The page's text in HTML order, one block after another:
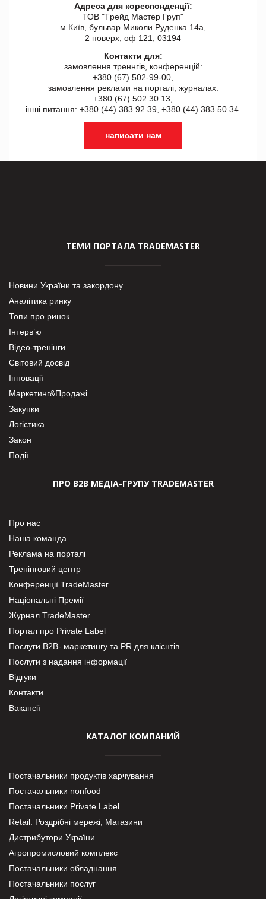
Адреса для кореспонденції:
ТОВ "Tрейд Мастер Груп"
м.Київ, бульвар Миколи Руденка 14а,
2 поверх, оф 121, 03194
Контакти для:
замовлення треннгів, конференцій:
+380 (67) 502-99-00,
замовлення реклами на порталі, журналах:
+380 (67) 502 30 13,
інші питання: +380 (44) 383 92 39, +380 (44) 383 50 34.
написати нам
ТЕМИ ПОРТАЛА TRADEMASTER
Новини України та закордону
Аналітика ринку
Топи про ринок
Інтерв’ю
Відео-тренінги
Світовий досвід
Інновації
Маркетинг&Продажі
Закупки
Логістика
Закон
Події
ПРО В2В МЕДІА-ГРУПУ TRADEMASTER
Про нас
Наша команда
Реклама на порталі
Тренінговий центр
Конференції TradeMaster
Національні Премії
Журнал TradeMaster
Портал про Private Label
Послуги В2В- маркетингу та PR для клієнтів
Послуги з надання інформації
Відгуки
Контакти
Вакансії
КАТАЛОГ КОМПАНИЙ
Постачальники продуктів харчування
Постачальники nonfood
Постачальники Private Label
Retail. Роздрібні мережі, Магазини
Дистрибутори України
Агропромисловий комплекс
Постачальники обладнання
Постачальники послуг